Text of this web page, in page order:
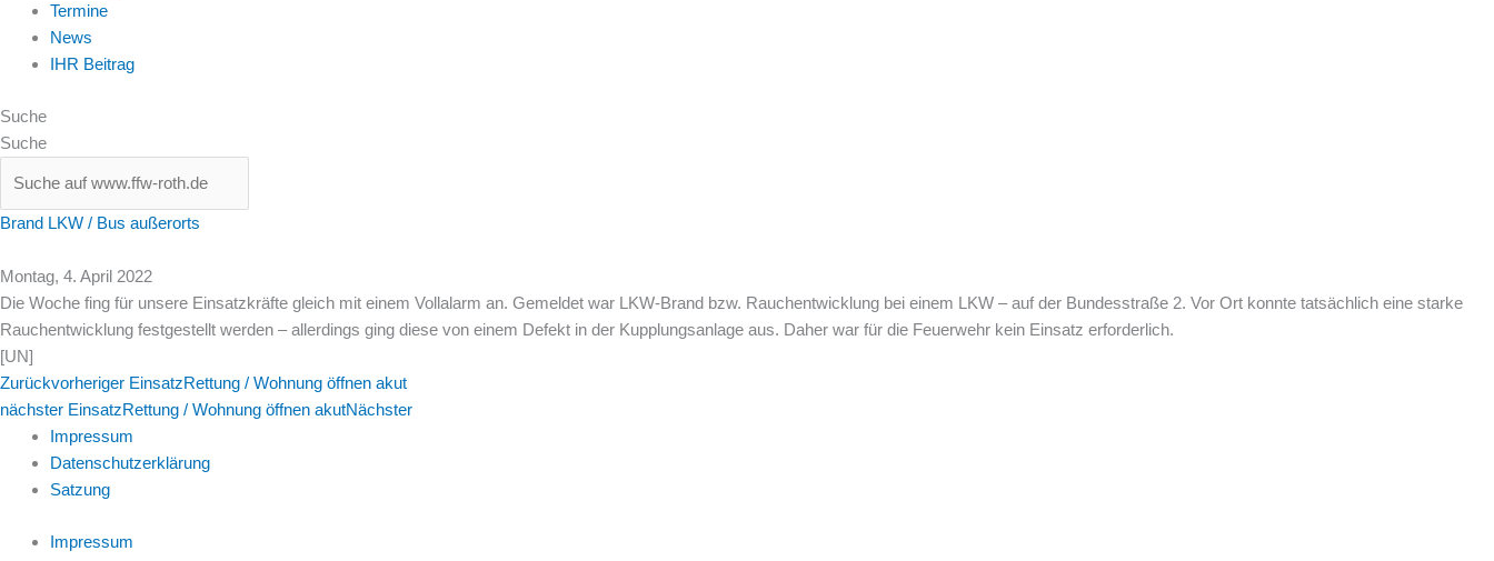
Termine
News
IHR Beitrag
Suche
Suche
Brand LKW / Bus außerorts
Montag, 4. April 2022
Die Woche fing für unsere Einsatzkräfte gleich mit einem Vollalarm an. Gemeldet war LKW-Brand bzw. Rauchentwicklung bei einem LKW – auf der Bundesstraße 2. Vor Ort konnte tatsächlich eine starke
Rauchentwicklung festgestellt werden – allerdings ging diese von einem Defekt in der Kupplungsanlage aus. Daher war für die Feuerwehr kein Einsatz erforderlich.
[UN]
Zurückvorheriger EinsatzRettung / Wohnung öffnen akut
nächster EinsatzRettung / Wohnung öffnen akutNächster
Impressum
Datenschutzerklärung
Satzung
Impressum